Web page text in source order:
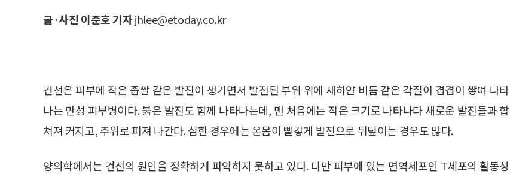
글·사진 이준호 기자jhlee@etoday.co.kr
건선은 피부에 작은 좁쌀 같은 발진이 생기면서 발진된 부위 위에 새하얀 비듬 같은 각질이 겹겹이 쌓여 나타
나는 만성 피부병이다. 붉은 발진도 함께 나타나는데, 맨 처음에는 작은 크기로 나타나다 새로운 발진들과 합
쳐져 커지고, 주위로 퍼져 나간다. 심한 경우에는 온몸이 빨갛게 발진으로 뒤덮이는 경우도 많다.
양의학에서는 건선의 원인을 정확하게 파악하지 못하고 있다. 다만 피부에 있는 면역세포인 T세포의 활동성